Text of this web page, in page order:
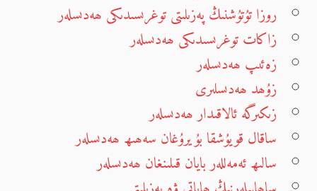
روزا تۇتۇشنىڭ پەزىلىتى توغرىسىدىكى ھەدىسلەر
زاكات توغرىسىدىكى ھەدىسلەر
زەئىپ ھەدىسلەر
زۇھد ھەدىسلىرى
زىكىرگە ئالاقىدار ھەدىسلەر
ساقال قويۇشقا بۇيرۇغان سەھىھ ھەدىسلەر
سالىھ ئەمەللەر بايان قىلىنغان ھەدىسلەر